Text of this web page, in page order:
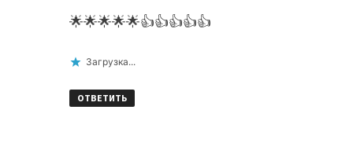
🌟🌟🌟🌟🌟👍👍👍👍👍
Загрузка...
ОТВЕТИТЬ